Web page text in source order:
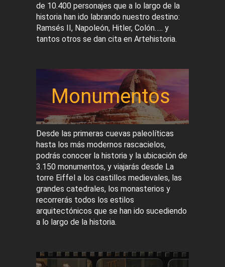
de 10.400 personajes que a lo largo de la
historia han ido labrando nuestro destino:
Ramsés II, Napoleón, Hitler, Colón….. y
tantos otros se dan cita en Artehistoria.
Monumentos
Desde las primeras cuevas paleolíticas
hasta los más modernos rascacielos,
podrás conocer la historia y la ubicación de
3.150 monumentos, y viajarás desde La
torre Eiffel a los castillos medievales, las
grandes catedrales, los monasterios y
recorrerás todos los estilos
arquitectónicos que se han ido sucediendo
a lo largo de la historia.